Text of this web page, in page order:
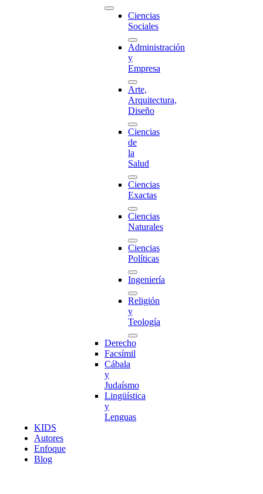
Ciencias
Sociales
Administración
y
Empresa
Arte,
Arquitectura,
Diseño
Ciencias
de
la
Salud
Ciencias
Exactas
Ciencias
Naturales
Ciencias
Políticas
Ingeniería
Religión
y
Teología
Derecho
Facsímil
Cábala
y
Judaísmo
Lingüística
y
Lenguas
KIDS
Autores
Enfoque
Blog